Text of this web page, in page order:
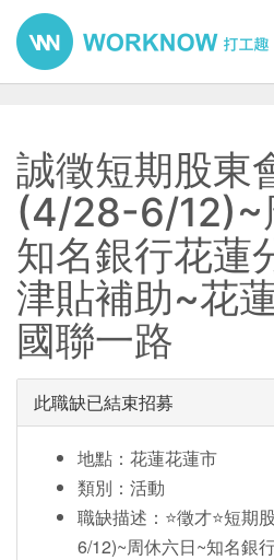
誠徵短期股東
(4/28-6/12)~
知名銀行花蓮
津貼補助~花
國聯一路
此職缺已結束招募
地點：花蓮花蓮市
類別：活動
職缺描述：⭐徵才⭐短期
6/12)~周休六日~知名銀